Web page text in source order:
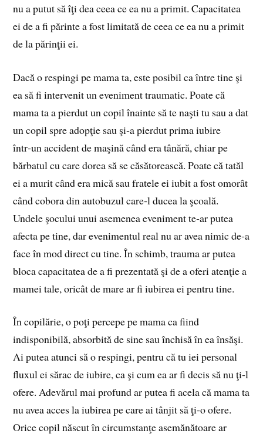
nu a putut să îţi dea ceea ce ea nu a primit. Capacitatea
ei de a fi părinte a fost limitată de ceea ce ea nu a primit
de la părinţii ei.
Dacă o respingi pe mama ta, este posibil ca între tine şi
ea să fi intervenit un eveniment traumatic. Poate că
mama ta a pierdut un copil înainte să te naşti tu sau a dat
un copil spre adopţie sau şi‑a pierdut prima iubire
într‑un accident de maşină când era tânără, chiar pe
bărbatul cu care dorea să se căsătorească. Poate că tatăl
ei a murit când era mică sau fratele ei iubit a fost omorât
când cobora din autobuzul care‑l ducea la şcoală.
Undele şocului unui asemenea eveniment te‑ar putea
afecta pe tine, dar evenimentul real nu ar avea nimic de‑a
face în mod direct cu tine. În schimb, trauma ar putea
bloca capacitatea de a fi prezentată şi de a oferi atenţie a
mamei tale, oricât de mare ar fi iubirea ei pentru tine.
În copilărie, o poţi percepe pe mama ca fiind
indisponibilă, absorbită de sine sau închisă în ea însăşi.
Ai putea atunci să o respingi, pentru că tu iei personal
fluxul ei sărac de iubire, ca şi cum ea ar fi decis să nu ţi‑l
ofere. Adevărul mai profund ar putea fi acela că mama ta
nu avea acces la iubirea pe care ai tânjit să ţi‑o ofere.
Orice copil născut în circumstanţe asemănătoare ar